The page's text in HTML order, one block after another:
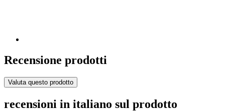
Recensione prodotti
Valuta questo prodotto
recensioni in italiano sul prodotto